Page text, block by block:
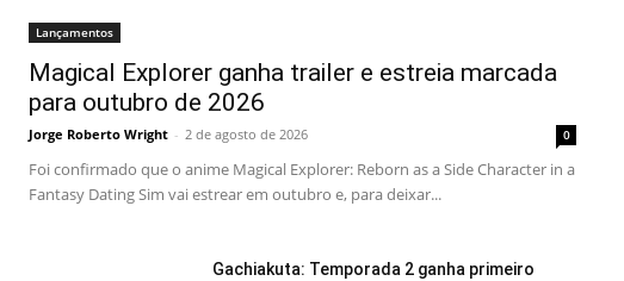
Lançamentos
Magical Explorer ganha trailer e estreia marcada
para outubro de 2026
Jorge Roberto Wright - 2 de agosto de 2026 0
Foi confirmado que o anime Magical Explorer: Reborn as a Side Character in a
Fantasy Dating Sim vai estrear em outubro e, para deixar...
Gachiakuta: Temporada 2 ganha primeiro